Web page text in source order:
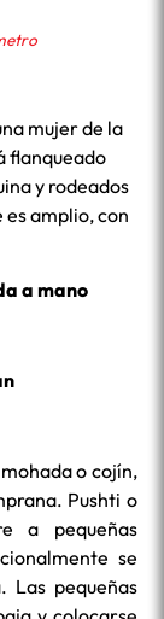
mujer de la
flanqueado
y rodeados
es amplio, con
a mano
o cojín,
Pushti o
a pequeñas
se
Las pequeñas